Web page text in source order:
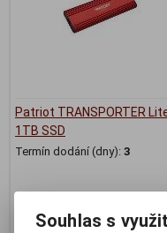
Patriot TRANSPORTER
1TB SSD
Termín dodání (dny): 3
1 742 Kč (bez DPH:)
Souhlas s